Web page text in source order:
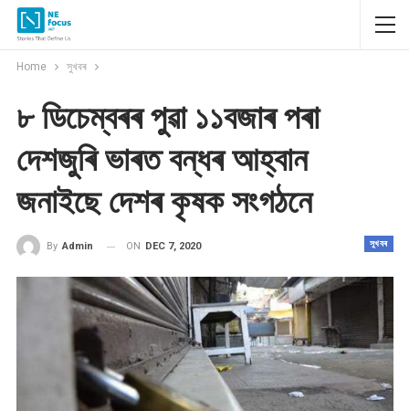
Home সুখবৰ
৮ ডিচেম্বৰৰ পুৱা ১১বজাৰ পৰা
দেশজুৰি ভাৰত বন্ধৰ আহ্বান
জনাইছে দেশৰ কৃষক সংগঠনে
সুখবৰ
By Admin ON DEC 7, 2020